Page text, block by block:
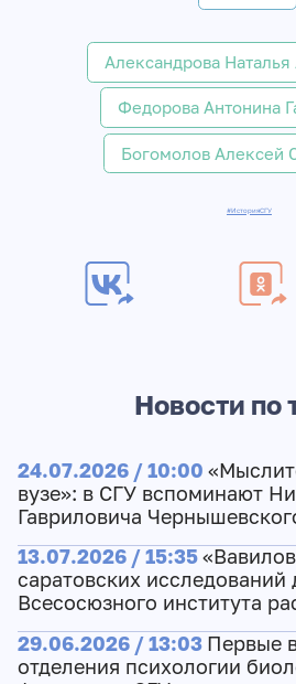
Александрова
Федорова Антонина
Богомолов Алексей
#ИсторияСГУ
Новости по
24.07.2026 / 10:00
вузе»: в СГУ вспоминают
Гавриловича
13.07.2026 / 15:35
саратовских исследований
Всесосюзного института
29.06.2026 / 13:03 Первые
отделения психологии